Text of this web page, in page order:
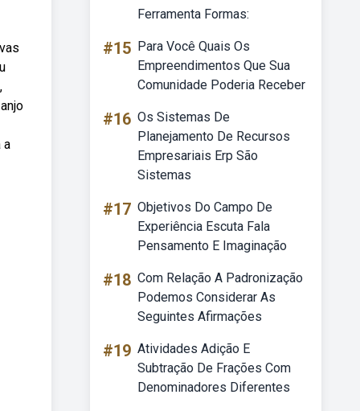
a
Ferramenta Formas:
#15 Para Você Quais Os
Empreendimentos Que Sua
Comunidade Poderia Receber
#16 Os Sistemas De
Planejamento De Recursos
Empresariais Erp São
Sistemas
#17 Objetivos Do Campo De
Experiência Escuta Fala
Pensamento E Imaginação
#18 Com Relação A Padronização
Podemos Considerar As
Seguintes Afirmações
#19 Atividades Adição E
Subtração De Frações Com
Denominadores Diferentes